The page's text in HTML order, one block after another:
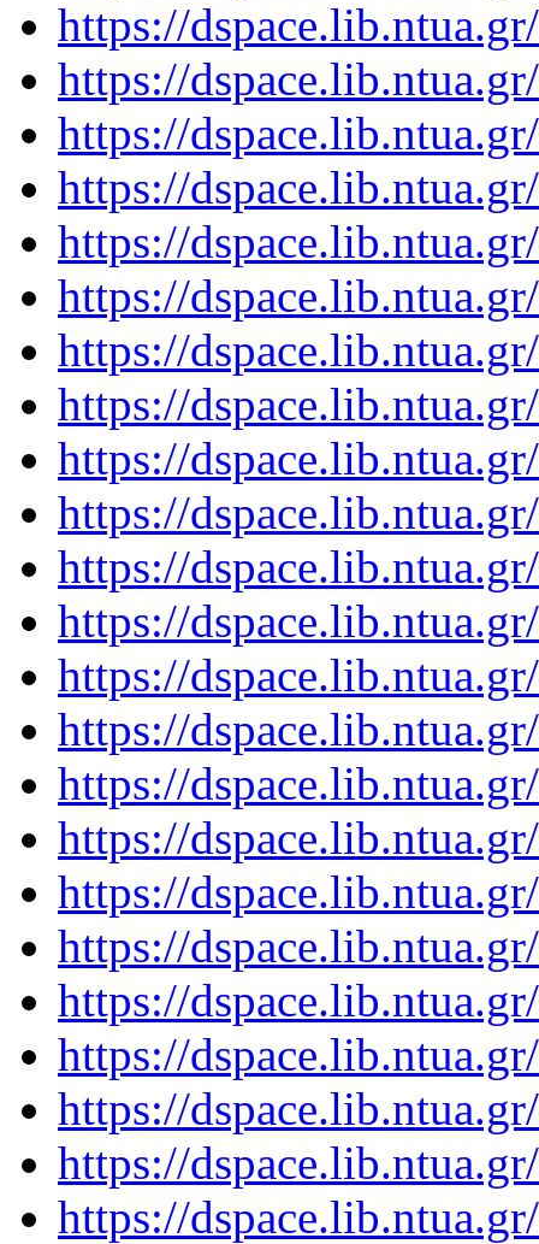
https://
https://
https://
https://
https://
https://
https://
https://
https://
https://
https://
https://
https://
https://
https://
https://
https://
https://
https://
https://
https://
https://
https://